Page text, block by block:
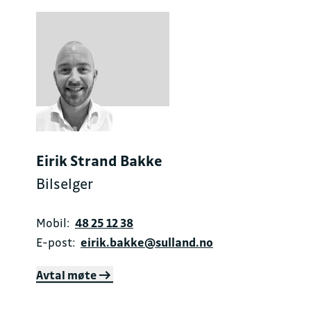
Eirik Strand Bakke
Bilselger
Mobil: 48 25 12 38
E-post: eirik.bakke@sulland.no
Avtal møte